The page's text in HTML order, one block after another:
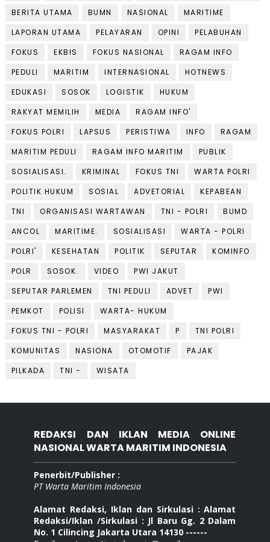
BERITA UTAMA
BUMN NASIONAL
MARITIME
LAPORAN UTAMA
PELAYARAN OPINI
PELABUHAN
FOKUS
EKBIS FOKUS NASIONAL
RAGAM INFO
PEDULI
MARITIM INTERNASIONAL
HOTNEWS
EDUKASI
SOSOK LOGISTIK
HUKUM
RAKYAT MEMILIH
MEDIA
RAGAM INFO'
FOKUS POLRI
LAPSUS PERISTIWA INFO
RAGAM
MARITIM PEDULI
RAGAM INFO MARITIM
PUBLIK
SOSIALISASI.
KRIMINAL FOKUS TNI
WARTA POLRI
POLITIK HUKUM
SOSIAL ADVETORIAL
KEPABEAN
TNI
ORGANISASI WARTAWAN TNI - POLRI
BUMD
ANCOL
MARITIME. SOSIALISASI
WARTA - POLRI
POLRI'
KESEHATAN POLITIK SEPUTAR
KOMINFO
POLR
SOSOK. VIDEO
PWI JAKUT
SEPUTAR PARLEMEN
TNI PEDULI ADVET
PWI
PEMKOT
POLISI
WARTA- HUKUM
FOKUS TNI - POLRI
MASYARAKAT P
TNI POLRI
KOMUNITAS
NASIONA OTOMOTIF
PAJAK
PILKADA
TNI - WISATA
REDAKSI DAN IKLAN MEDIA ONLINE
NASIONAL WARTA MARITIM INDONESIA
Penerbit/Publisher :
PT Warta Maritim Indonesia
Alamat Redaksi, Iklan dan Sirkulasi : Alamat
Redaksi/Iklan /Sirkulasi : Jl Baru Gg. 2 Dalam
No. 1 Cilincing Jakarta Utara 14130 ------